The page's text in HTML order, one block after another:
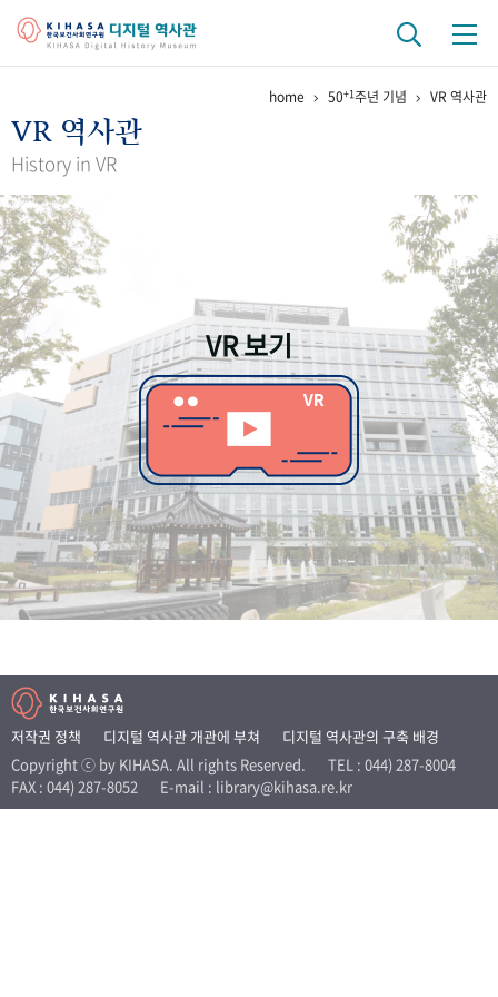
걸어온 길 기관 변천사
연구 역사
정책과 연구
간행물 변천사
기록물 아카이브
사진 아카이브 문서 기록물 행정박물 영상 기록물
50 주년 기념
성과 50선 숫자로 보는 50년 50 +1주년 광장
세계와 함께 한 KIHASA
VR 역사관
home 50+1주년 기념 VR 역사관
VR 역사관
History in VR
VR 보기
저작권 정책 디지털 역사관 개관에 부쳐
디지털 역사관의 구축 배경
Copyright ⓒ by KIHASA. All rights Reserved.
TEL : 044) 287-8004
FAX : 044) 287-8052
E-mail : library@kihasa.re.kr